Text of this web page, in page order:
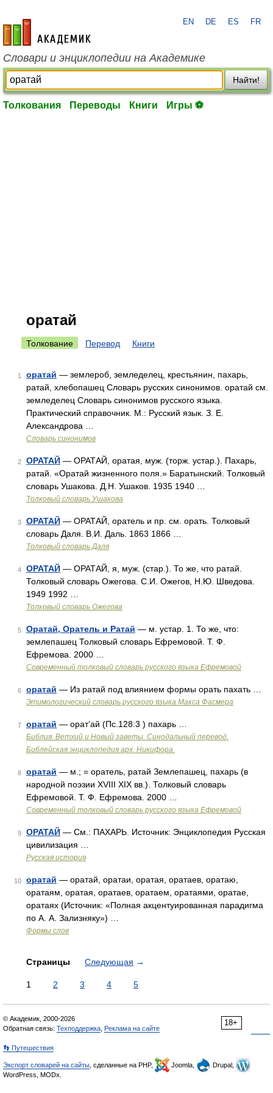
academic.ru
EN DE ES FR
Словари и энциклопедии на Академике
Найти!
Толкования Переводы Книги Игры ⚽
оратай
Толкование Перевод Книги
1 оратай — землероб, земледелец, крестьянин, пахарь,
ратай, хлебопашец Словарь русских синонимов. оратай см.
земледелец Словарь синонимов русского языка.
Практический справочник. М.: Русский язык. З. Е.
Александрова …
Словарь синонимов
2 ОРАТАЙ — ОРАТАЙ, оратая, муж. (торж. устар.). Пахарь,
ратай. «Оратай жизненного поля.» Баратынский. Толковый
словарь Ушакова. Д.Н. Ушаков. 1935 1940 …
Толковый словарь Ушакова
3 ОРАТАЙ — ОРАТАЙ, оратель и пр. см. орать. Толковый
словарь Даля. В.И. Даль. 1863 1866 …
Толковый словарь Даля
4 ОРАТАЙ — ОРАТАЙ, я, муж. (стар.). То же, что ратай.
Толковый словарь Ожегова. С.И. Ожегов, Н.Ю. Шведова.
1949 1992 …
Толковый словарь Ожегова
5 Оратай, Оратель и Ратай — м. устар. 1. То же, что:
землепашец Толковый словарь Ефремовой. Т. Ф.
Ефремова. 2000 …
Современный толковый словарь русского языка Ефремовой
6 оратай — Из ратай под влиянием формы орать пахать …
Этимологический словарь русского языка Макса Фасмера
7 оратай — орат’ай (Пс.128:3 ) пахарь …
Библия. Ветхий и Новый заветы. Синодальный перевод.
Библейская энциклопедия арх. Никифора.
8 оратай — м.; = оратель, ратай Землепашец, пахарь (в
народной поэзии XVIII XIX вв.). Толковый словарь
Ефремовой. Т. Ф. Ефремова. 2000 …
Современный толковый словарь русского языка Ефремовой
9 ОРАТАЙ — См.: ПАХАРЬ. Источник: Энциклопедия Русская
цивилизация …
Русская история
10 оратай — оратай, оратаи, оратая, оратаев, оратаю,
оратаям, оратая, оратаев, оратаем, оратаями, оратае,
оратаях (Источник: «Полная акцентуированная парадигма
по А. А. Зализняку») …
Формы слов
Страницы Следующая →
1 2 3 4 5
18+
© Академик, 2000-2026
Обратная связь: Техподдержка Реклама на сайте
👣 Путешествия
Экспорт словарей на сайты , сделанные на PHP, Joomla,
Drupal,
WordPress, MODx.